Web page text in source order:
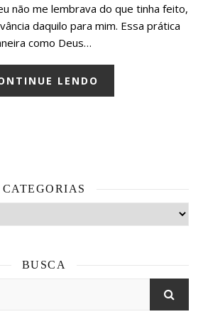
não me lembrava do que tinha feito,
daquilo para mim. Essa prática
como Deus…
LENDO
CATEGORIAS
BUSCA